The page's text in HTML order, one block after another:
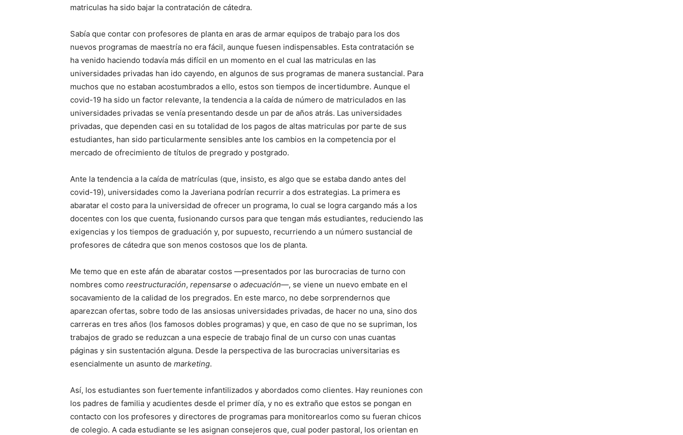
matriculas ha sido bajar la contratación de cátedra.
Sabía que contar con profesores de planta en aras de armar equipos de trabajo para los dos
nuevos programas de maestría no era fácil, aunque fuesen indispensables. Esta contratación se
ha venido haciendo todavía más difícil en un momento en el cual las matriculas en las
universidades privadas han ido cayendo, en algunos de sus programas de manera sustancial. Para
muchos que no estaban acostumbrados a ello, estos son tiempos de incertidumbre. Aunque el
covid-19 ha sido un factor relevante, la tendencia a la caída de número de matriculados en las
universidades privadas se venía presentando desde un par de años atrás. Las universidades
privadas, que dependen casi en su totalidad de los pagos de altas matriculas por parte de sus
estudiantes, han sido particularmente sensibles ante los cambios en la competencia por el
mercado de ofrecimiento de títulos de pregrado y postgrado.
Ante la tendencia a la caída de matrículas (que, insisto, es algo que se estaba dando antes del
covid-19), universidades como la Javeriana podrían recurrir a dos estrategias. La primera es
abaratar el costo para la universidad de ofrecer un programa, lo cual se logra cargando más a los
docentes con los que cuenta, fusionando cursos para que tengan más estudiantes, reduciendo las
exigencias y los tiempos de graduación y, por supuesto, recurriendo a un número sustancial de
profesores de cátedra que son menos costosos que los de planta.
Me temo que en este afán de abaratar costos —presentados por las burocracias de turno con
nombres como reestructuración, repensarse o adecuación—, se viene un nuevo embate en el
socavamiento de la calidad de los pregrados. En este marco, no debe sorprendernos que
aparezcan ofertas, sobre todo de las ansiosas universidades privadas, de hacer no una, sino dos
carreras en tres años (los famosos dobles programas) y que, en caso de que no se supriman, los
trabajos de grado se reduzcan a una especie de trabajo final de un curso con unas cuantas
páginas y sin sustentación alguna. Desde la perspectiva de las burocracias universitarias es
esencialmente un asunto de marketing.
Así, los estudiantes son fuertemente infantilizados y abordados como clientes. Hay reuniones con
los padres de familia y acudientes desde el primer día, y no es extraño que estos se pongan en
contacto con los profesores y directores de programas para monitorearlos como su fueran chicos
de colegio. A cada estudiante se les asignan consejeros que, cual poder pastoral, los orientan en